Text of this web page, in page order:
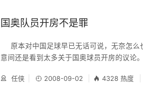
国奥队员开房不是罪
原本对中国足球早已无话可说，无奈怎么
意间还是看到太多关于国奥球员开房的议论
功“乾坤大挪移”，让国奥球员开房牵引了
任侠 2008-09-02 4328 热度